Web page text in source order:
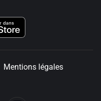
Mentions légales